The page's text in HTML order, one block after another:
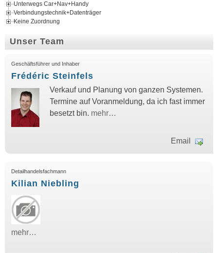
Unterwegs Car+Nav+Handy
Verbindungstechnik+Datenträger
Keine Zuordnung
Unser Team
Geschäftsführer und Inhaber
Frédéric Steinfels
Verkauf und Planung von ganzen Systemen.
Termine auf Voranmeldung, da ich fast immer
besetzt bin. mehr…
Email
Detailhandelsfachmann
Kilian Niebling
mehr…